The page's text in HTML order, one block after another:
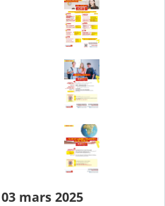
mars 2025